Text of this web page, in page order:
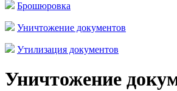
Брошюровка
Уничтожение документов
Утилизация документов
Уничтожение